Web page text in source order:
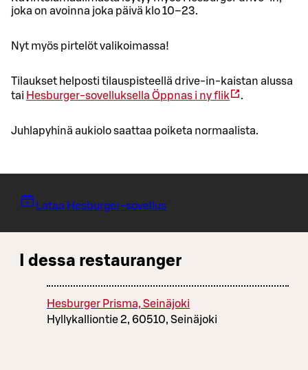
joka on avoinna joka päivä klo 10–23.
Nyt myös pirtelöt valikoimassa!
Tilaukset helposti tilauspisteellä drive-in-kaistan alussa
tai Hesburger-sovelluksella Öppnas i ny flik .
Juhlapyhinä aukiolo saattaa poiketa normaalista.
Lataa Hesburger-sovellus
I dessa restauranger
Hesburger Prisma, Seinäjoki
Hyllykalliontie 2, 60510, Seinäjoki